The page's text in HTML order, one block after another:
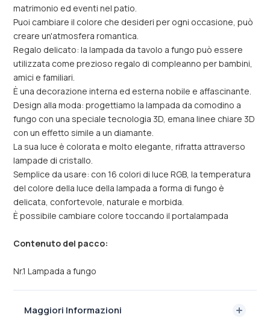
matrimonio ed eventi nel patio.
Puoi cambiare il colore che desideri per ogni occasione, può
creare un'atmosfera romantica.
Regalo delicato: la lampada da tavolo a fungo può essere
utilizzata come prezioso regalo di compleanno per bambini,
amici e familiari.
È una decorazione interna ed esterna nobile e affascinante.
Design alla moda: progettiamo la lampada da comodino a
fungo con una speciale tecnologia 3D, emana linee chiare 3D
con un effetto simile a un diamante.
La sua luce è colorata e molto elegante, rifratta attraverso
lampade di cristallo.
Semplice da usare: con 16 colori di luce RGB, la temperatura
del colore della luce della lampada a forma di fungo è
delicata, confortevole, naturale e morbida.
È possibile cambiare colore toccando il portalampada
Contenuto del pacco:
Nr.1 Lampada a fungo
Maggiori Informazioni